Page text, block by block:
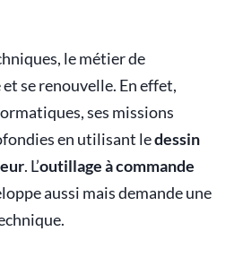
le métier de
se renouvelle. En effet,
ses missions
en utilisant ledessin
. L’outillage à commande
aussi mais demande une